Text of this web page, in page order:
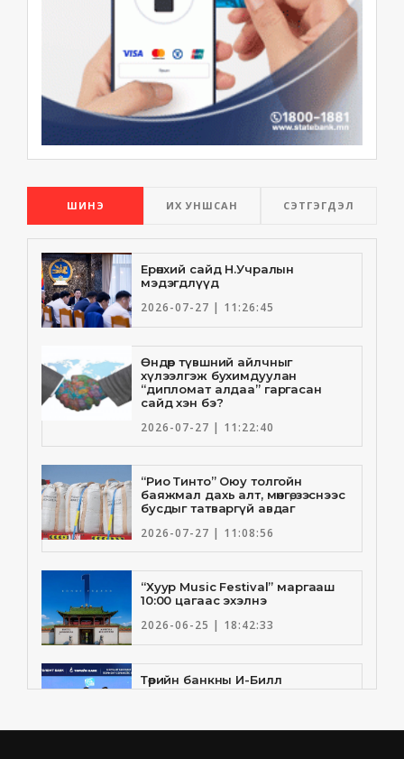
ШИНЭ ИХ УНШСАН СЭТГЭГДЭЛ
Ерөнхий сайд Н.Учралын
мэдэгдлүүд
2026-07-27 | 11:26:45
Өндөр түвшний айлчныг
хүлээлгэж бухимдуулан
“дипломат алдаа” гаргасан
сайд хэн бэ?
2026-07-27 | 11:22:40
“Рио Тинто” Оюу толгойн
баяжмал дахь алт, мөнгө, зэснээс
бусдыг татваргүй авдаг
2026-07-27 | 11:08:56
“Хуур Music Festival” маргааш
10:00 цагаас эхэлнэ
2026-06-25 | 18:42:33
Төрийн банкны И-Билл
үйлчилгээнд Голомт банк
2026-06-25 | 9:33:55